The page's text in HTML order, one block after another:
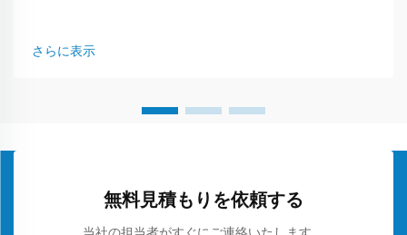
さらに表示
無料見積もりを依頼する